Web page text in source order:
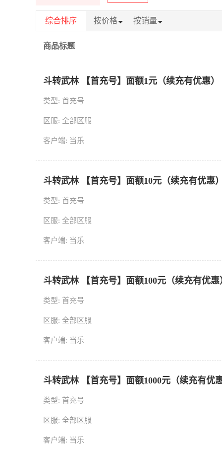
综合排序 按价格 按销量
商品标题
斗转武林 【首充号】面额1元（续充有优惠）
类型: 首充号
区服: 全部区服
客户端: 当乐
斗转武林 【首充号】面额10元（续充有优惠
类型: 首充号
区服: 全部区服
客户端: 当乐
斗转武林 【首充号】面额100元（续充有优惠
类型: 首充号
区服: 全部区服
客户端: 当乐
斗转武林 【首充号】面额1000元（续充有优
类型: 首充号
区服: 全部区服
客户端: 当乐